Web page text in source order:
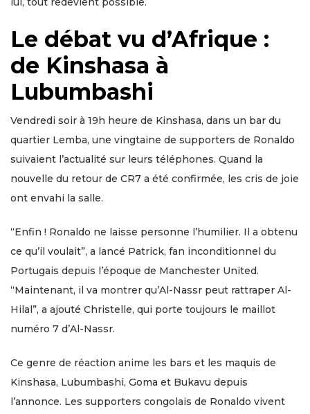
Le débat vu d’Afrique :
de Kinshasa à
Lubumbashi
Vendredi soir à 19h heure de Kinshasa, dans un bar du
quartier Lemba, une vingtaine de supporters de Ronaldo
suivaient l’actualité sur leurs téléphones. Quand la
nouvelle du retour de CR7 a été confirmée, les cris de joie
ont envahi la salle.
“Enfin ! Ronaldo ne laisse personne l’humilier. Il a obtenu
ce qu’il voulait”, a lancé Patrick, fan inconditionnel du
Portugais depuis l’époque de Manchester United.
“Maintenant, il va montrer qu’Al-Nassr peut rattraper Al-
Hilal”, a ajouté Christelle, qui porte toujours le maillot
numéro 7 d’Al-Nassr.
Ce genre de réaction anime les bars et les maquis de
Kinshasa, Lubumbashi, Goma et Bukavu depuis
l’annonce. Les supporters congolais de Ronaldo vivent